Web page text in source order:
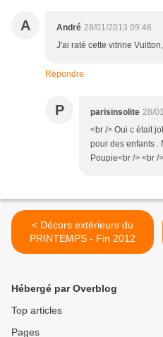
A André 28/01/2013 09:46
J'ai raté cette vitrine
Répondre
P parisinsolite 28/
<br /> Oui c était
pour des enfants .
Poupie<br /> <br /
< Décors extérieurs du
PRINTEMPS - Fin 2012
Hébergé par Overblog
Top articles
Pages